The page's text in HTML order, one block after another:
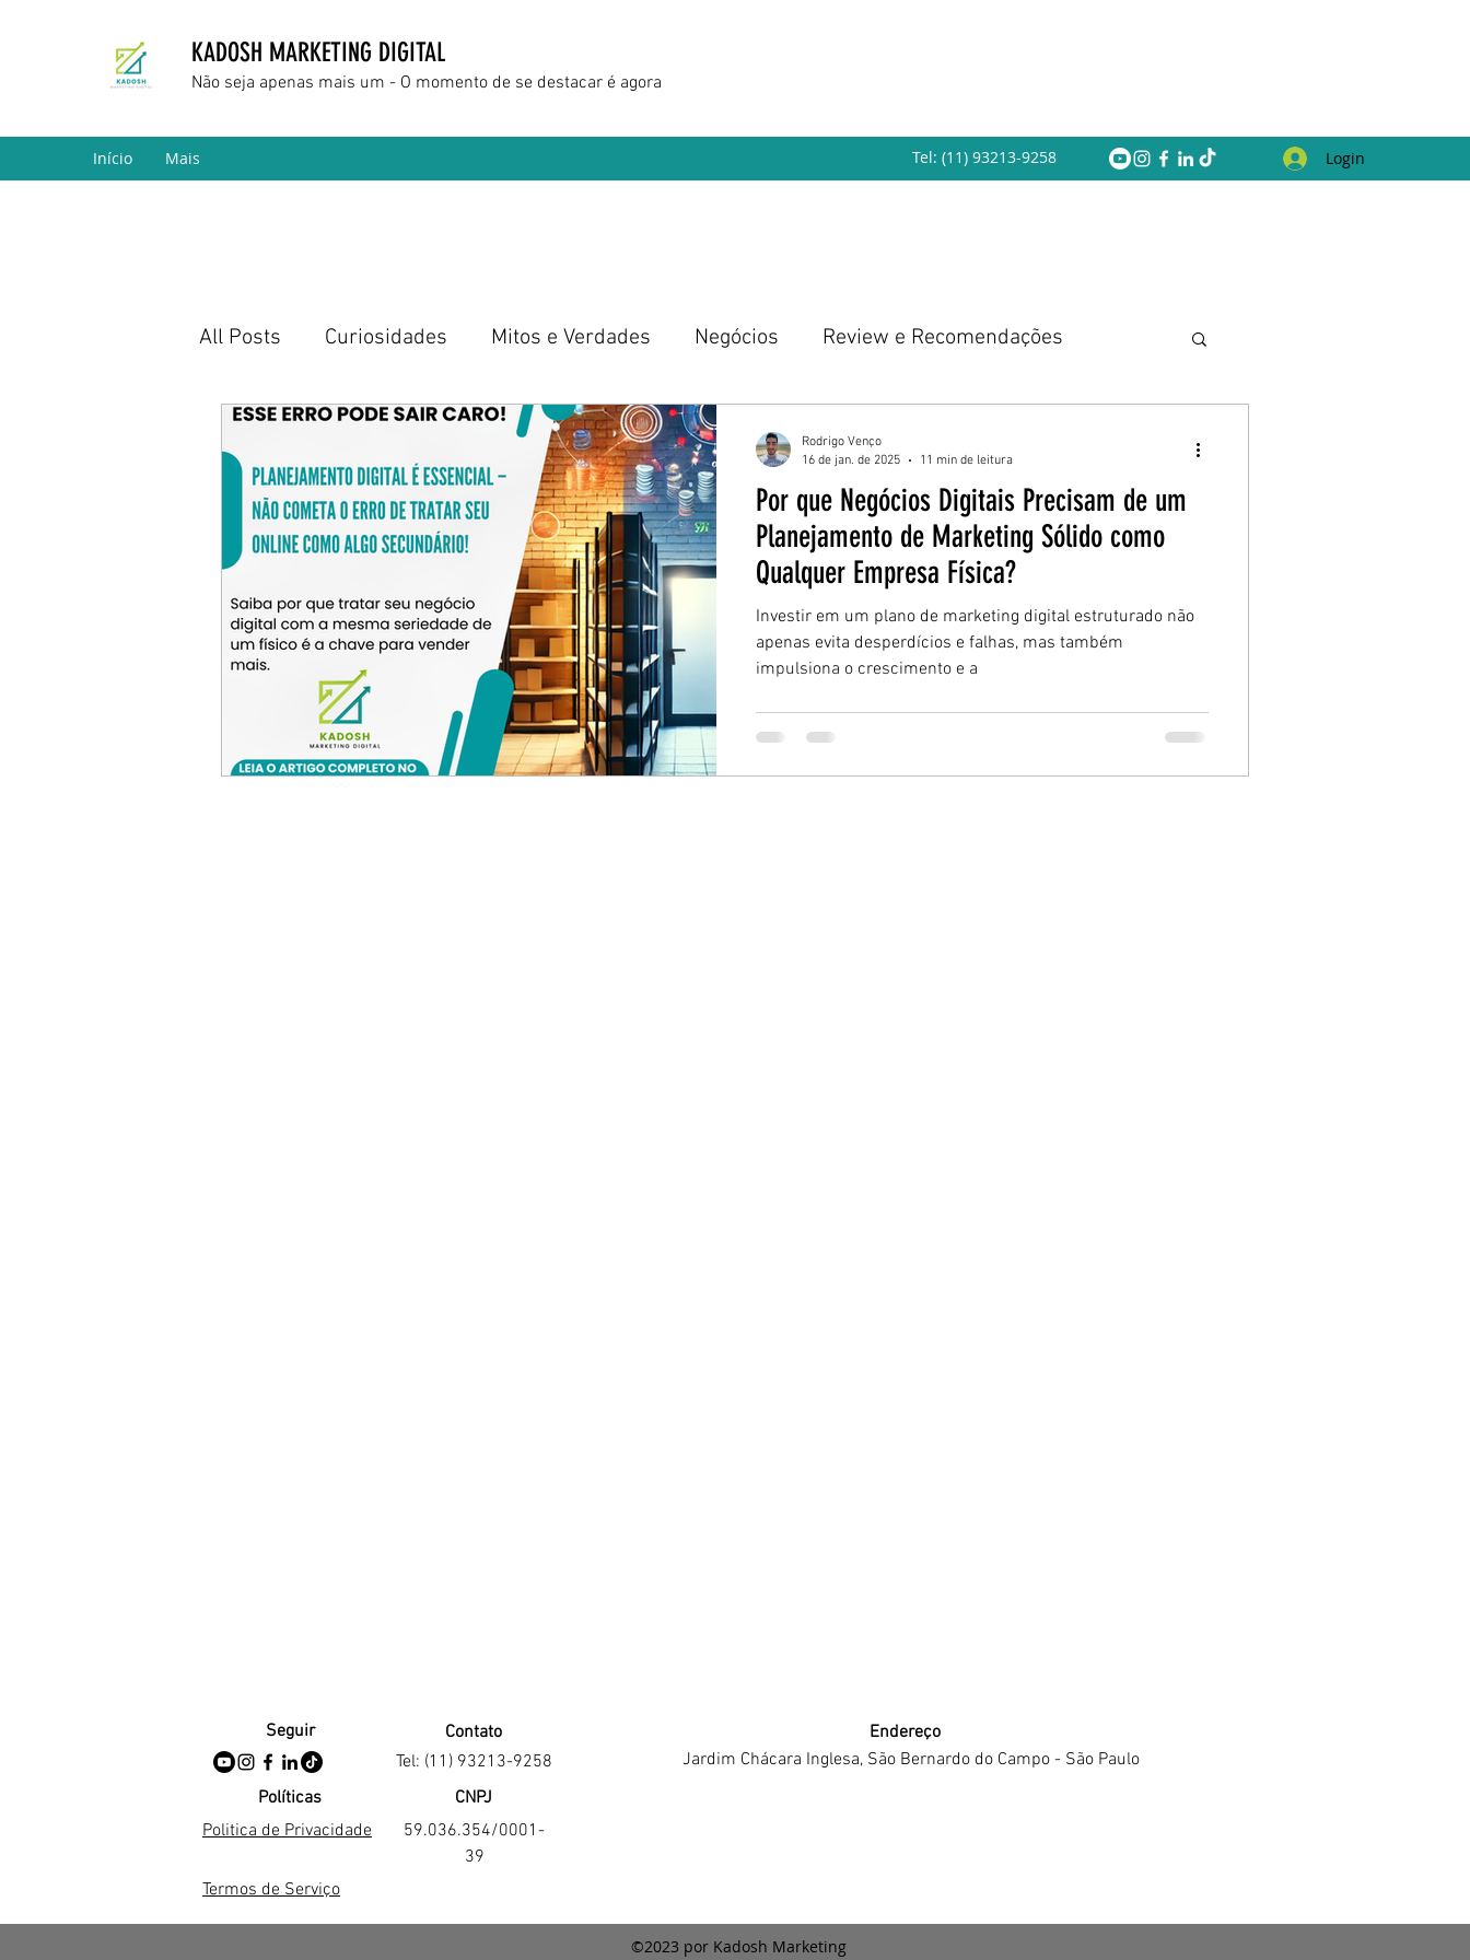
KADOSH MARKETING DIGITAL
Não seja apenas mais um - O momento de se destacar é agora
Início Mais Tel: (11) 93213-9258 Login
All Posts Curiosidades Mitos e Verdades Negócios Review e Recomendações
Marketing Digital Empreendedorismo
Por que Negócios Digitais Precisam de um
Planejamento de Marketing Sólido como
Qualquer Empresa Física?
Investir em um plano de marketing digital estruturado não
apenas evita desperdícios e falhas, mas também
impulsiona o crescimento e a
Rodrigo Venço
16 de jan. de 2025
11 min de leitura
Seguir
Políticas
Politica de Privacidade
Contato
Tel: (11) 93213-9258
CNPJ
59.036.354/0001-
39
Endereço
Jardim Chácara Inglesa, São Bernardo do Campo - São Paulo
Termos de Serviço
©2023 por Kadosh Marketing